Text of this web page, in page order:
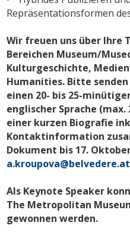
Repräsentationsformen
Wir freuen uns über Ihre
Bereichen Museum/
Kulturgeschichte,
Humanities. Bitte
einen 20- bis 25-
englischer Sprache
einer kurzen Biografie
Kontaktinformation
Dokument bis 17.
a.kroupova@belvedere.at
Als Keynote Speaker
The Metropolitan
gewonnen werden.